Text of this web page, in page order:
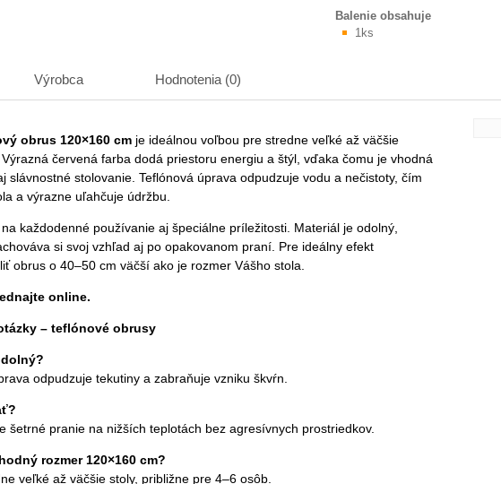
Balenie obsahuje
1ks
Výrobca Hodnotenia (0)
obrus 120×160 cm je ideálnou voľbou pre stredne veľké až väčšie
červená farba dodá priestoru energiu a štýl, vďaka čomu je vhodná
slávnostné stolovanie. Teflónová úprava odpudzuje vodu a nečistoty, čím
a výrazne uľahčuje údržbu.
každodenné používanie aj špeciálne príležitosti. Materiál je odolný,
si svoj vzhľad aj po opakovanom praní. Pre ideálny efekt
obrus o 40–50 cm väčší ako je rozmer Vášho stola.
online.
– teflónové obrusy
odpudzuje tekutiny a zabraňuje vzniku škvŕn.
šetrné pranie na nižších teplotách bez agresívnych prostriedkov.
rozmer 120×160 cm?
veľké až väčšie stoly, približne pre 4–6 osôb.